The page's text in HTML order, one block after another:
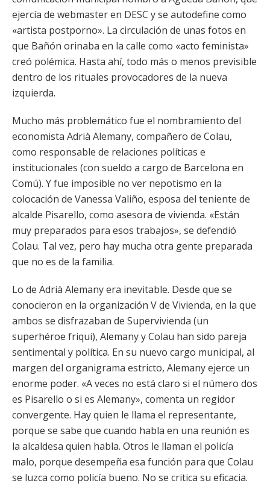
ejercía de webmaster en DESC y se autodefine como
«artista postporno». La circulación de unas fotos en
que Bañón orinaba en la calle como «acto feminista»
creó polémica. Hasta ahí, todo más o menos previsible
dentro de los rituales provocadores de la nueva
izquierda.
Mucho más problemático fue el nombramiento del
economista Adrià Alemany, compañero de Colau,
como responsable de relaciones políticas e
institucionales (con sueldo a cargo de Barcelona en
Comú). Y fue imposible no ver nepotismo en la
colocación de Vanessa Valiño, esposa del teniente de
alcalde Pisarello, como asesora de vivienda. «Están
muy preparados para esos trabajos», se defendió
Colau. Tal vez, pero hay mucha otra gente preparada
que no es de la familia.
Lo de Adrià Alemany era inevitable. Desde que se
conocieron en la organización V de Vivienda, en la que
ambos se disfrazaban de Supervivienda (un
superhéroe friqui), Alemany y Colau han sido pareja
sentimental y política. En su nuevo cargo municipal, al
margen del organigrama estricto, Alemany ejerce un
enorme poder. «A veces no está claro si el número dos
es Pisarello o si es Alemany», comenta un regidor
convergente. Hay quien le llama el representante,
porque se sabe que cuando habla en una reunión es
la alcaldesa quien habla. Otros le llaman el policía
malo, porque desempeña esa función para que Colau
se luzca como policía bueno. No se critica su eficacia.